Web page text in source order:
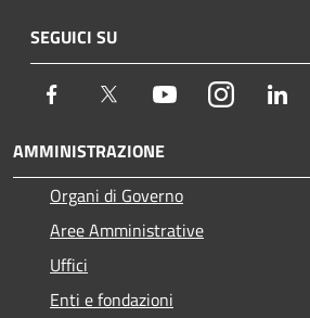
SEGUICI SU
Facebook Twitter YoutubeInstagram
AMMINISTRAZIONE
Organi di Governo
Aree Amministrative
Uffici
Enti e fondazioni